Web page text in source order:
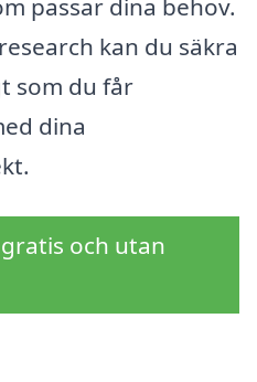
passar dina behov.
kan du säkra
som du får
dina
och utan